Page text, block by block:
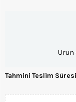
Ürün
Tahmini Teslim Süresi